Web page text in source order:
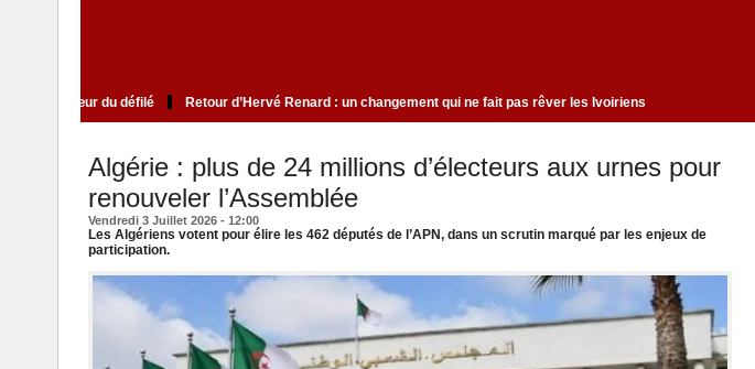
qui cultive le mystère au cœur du défilé Retour d’Hervé Renard : un changement qui ne fait pas rêver les Ivoiriens
Algérie : plus de 24 millions d’électeurs aux urnes pour
renouveler l’Assemblée
Vendredi 3 Juillet 2026 - 12:00
Les Algériens votent pour élire les 462 députés de l’APN, dans un scrutin marqué par les enjeux de
participation.